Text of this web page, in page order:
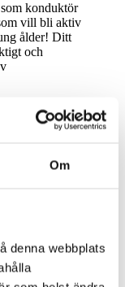
Om
denna webbplats
konduktör
vill bli aktiv
ålder!Ditt
och